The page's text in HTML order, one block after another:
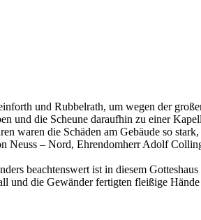
und Rubbelrath, um wegen der
und die Scheune daraufhin zu einer
waren die Schäden am Gebäude so
Neuss – Nord, Ehrendomherr Adolf
beachtenswert ist in diesem
die Gewänder fertigten fleißige